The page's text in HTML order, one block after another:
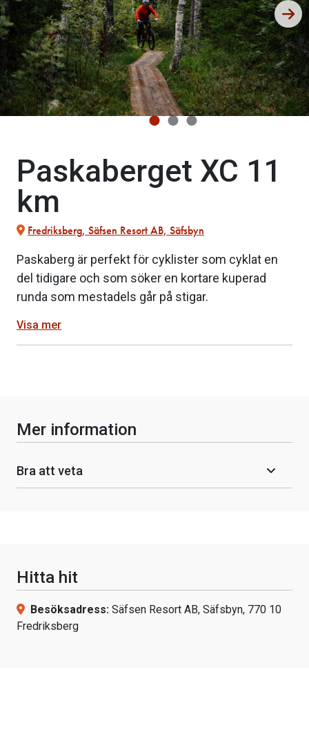
Paskaberget XC 11
km
Fredriksberg, Säfsen Resort AB, Säfsbyn
Paskaberg är perfekt för cyklister som cyklat en
del tidigare och som söker en kortare kuperad
runda som mestadels går på stigar.
Visa mer
Mer information
Bra att veta
Hitta hit
Besöksadress: Säfsen Resort AB, Säfsbyn, 770 10
Fredriksberg